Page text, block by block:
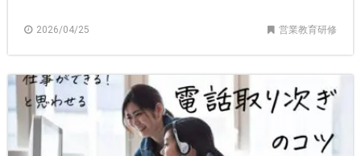
2026/04/25 営業教育研修